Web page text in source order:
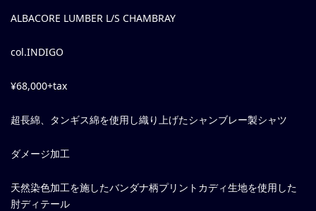
ALBACORE LUMBER L/S CHAMBRAY
col.INDIGO
¥68,000+tax
超長綿、タンギス綿を使用し織り上げたシャンブレー製シャツ
ダメージ加工
天然染色加工を施したバンダナ柄プリントカディ生地を使用した
肘ディテール